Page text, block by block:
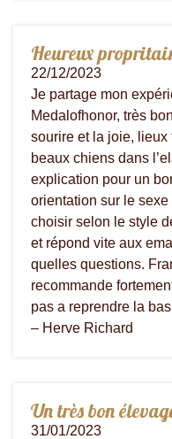
Heureux
22/12/2023
Je partage mon
Medalofhonor, très
sourire et la joie, lieux
beaux chiens dans
explication pour un
orientation sur le
choisir selon le style
et répond vite aux
quelles questions.
recommande
pas a reprendre la
– Herve Richard
Un très bon
31/01/2023